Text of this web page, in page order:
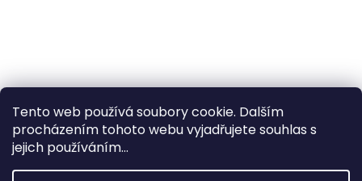
Tento web používá soubory cookie. Dalším
procházením tohoto webu vyjadřujete souhlas s
jejich používáním...
×
Hledáte nejvýhodnější cenu? Získáte jí
pomocíregistrace